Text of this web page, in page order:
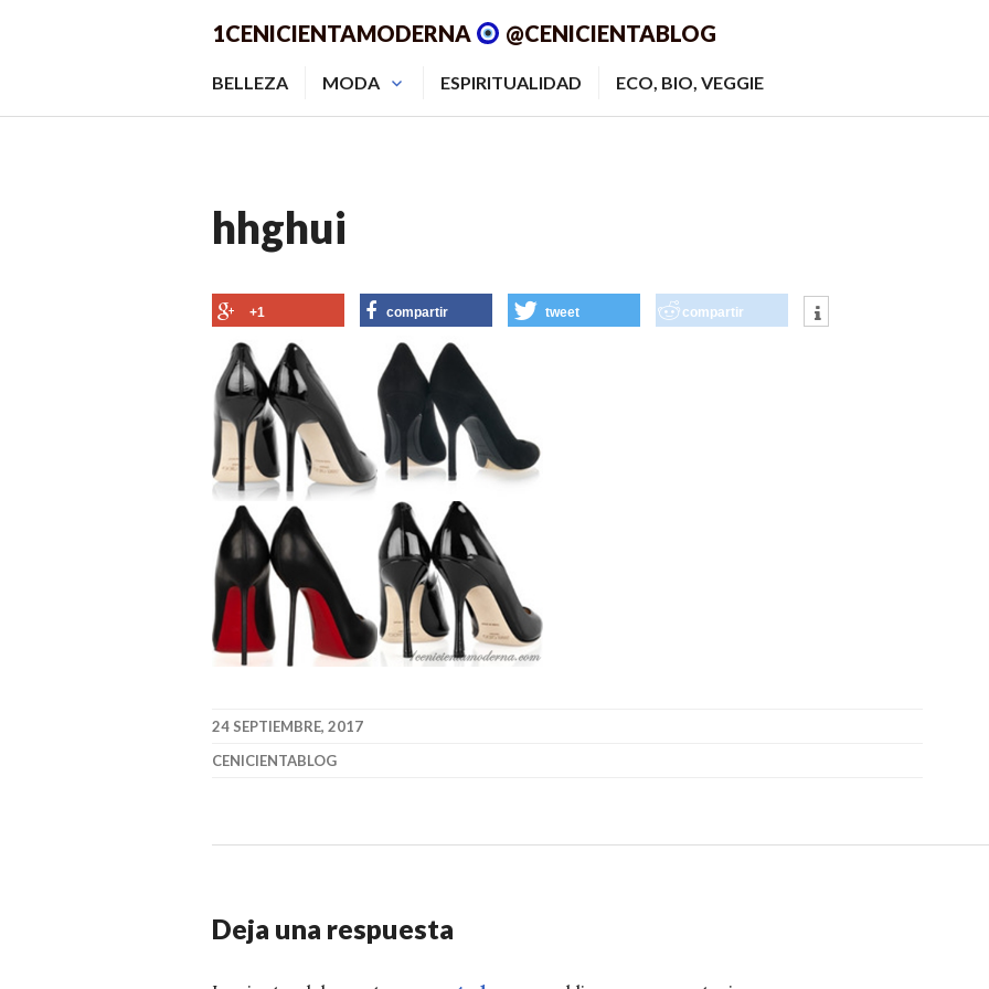
1CENICIENTAMODERNA @CENICIENTABLOG
BELLEZA MODA ESPIRITUALIDAD ECO, BIO, VEGGIE
hhghui
+1 compartir tweet compartir
24 SEPTIEMBRE, 2017
CENICIENTABLOG
Deja una respuesta